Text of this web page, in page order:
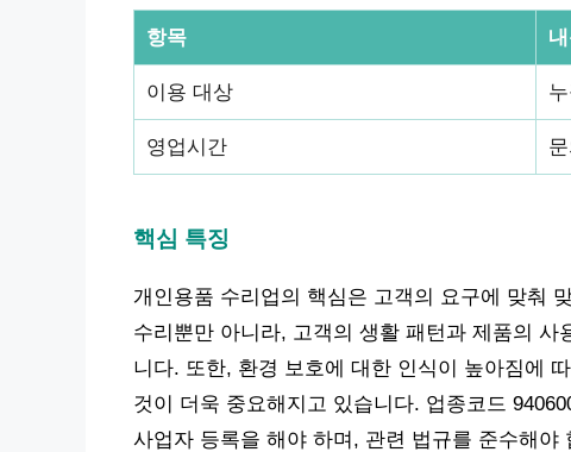
항목
이용 대상
영업시간
핵심 특징
개인용품 수리업의 핵심은 고객의 요구에 맞춰
수리뿐만 아니라, 고객의 생활 패턴과 제품의
니다. 또한, 환경 보호에 대한 인식이 높아짐에
것이 더욱 중요해지고 있습니다. 업종코드
사업자 등록을 해야 하며, 관련 법규를 준수해